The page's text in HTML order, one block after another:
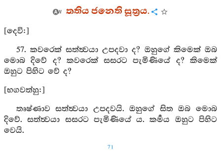
තතිය ජනෙති සූත්‍රය.
[දෙවි:]
57. කවරෙක් සත්ත්‍වයා උපදවා ද? ඔහුගේ කිමෙක් ඔබ
මොබ දිවේ ද? කවරෙක් සසරට පැමිණියේ ද? කිමෙක්
ඔහුට පිහිට වේ ද?
[භගවත්හු:]
තෘෂ්ණාව සත්ත්‍වයා උපදවයි. ඔහුගේ සිත ඔබ මොබ
දිවේ. සත්ත්‍වයා සසරට පැමිණියේ ය. කර්‍මය ඔහුට පිහිට
වෙයි.
71